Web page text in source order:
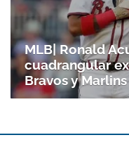
MLB| Ronald
cuadrangular
Bravos y Marlins